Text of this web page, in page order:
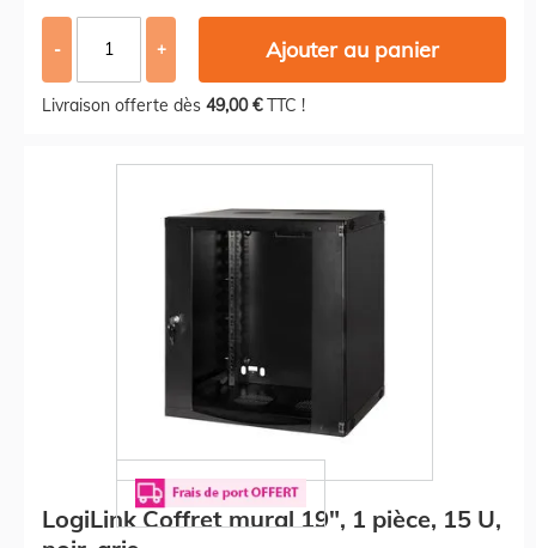
- + Ajouter au panier
Livraison offerte dès 49,00 €TTC !
LogiLink Coffret mural 19", 1 pièce, 15 U,